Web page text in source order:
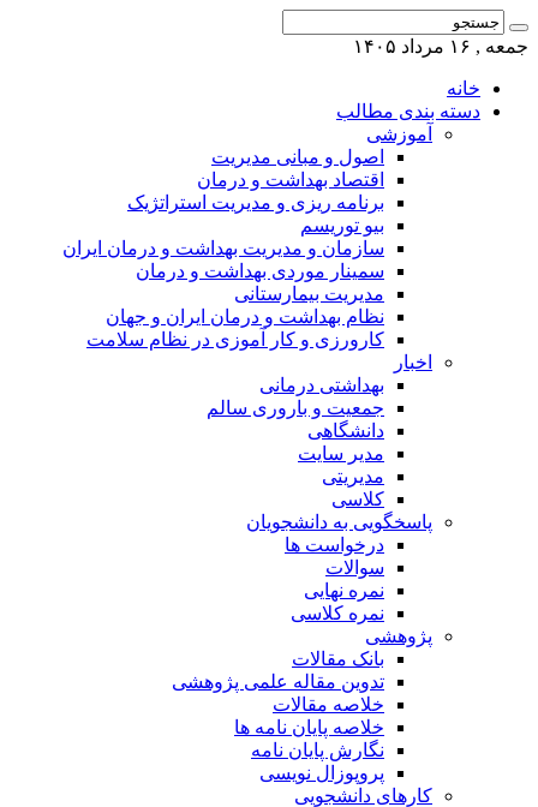
جمعه , ۱۶ مرداد ۱۴۰۵
خانه
دسته بندی مطالب
آموزشی
اصول و مبانی مدیریت
اقتصاد بهداشت و درمان
برنامه ریزی و مدیریت استراتژیک
بیو توریسم
سازمان و مدیریت بهداشت و درمان ایران
سمینار موردی بهداشت و درمان
مدیریت بیمارستانی
نظام بهداشت و درمان ایران و جهان
کارورزی و کار آموزی در نظام سلامت
اخبار
بهداشتی درمانی
جمعیت و باروری سالم
دانشگاهی
مدیر سایت
مدیریتی
کلاسی
پاسخگویی به دانشجویان
درخواست ها
سوالات
نمره نهایی
نمره کلاسی
پژوهشی
بانک مقالات
تدوین مقاله علمی پژوهشی
خلاصه مقالات
خلاصه پایان نامه ها
نگارش پایان نامه
پروپوزال نویسی
کارهای دانشجویی